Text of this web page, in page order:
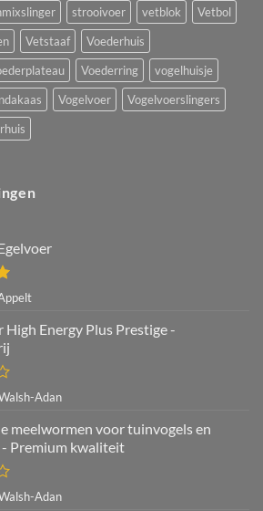
strooivoer vetblok
Vetbol
Vetstaaf
Voederhuis
Voederring
vogelhuisje
Vogelvoer
Vogelvoerslingers
High Energy Plus Prestige -
Adan
meelwormen voor tuinvogels en
- Premium kwaliteit
Adan